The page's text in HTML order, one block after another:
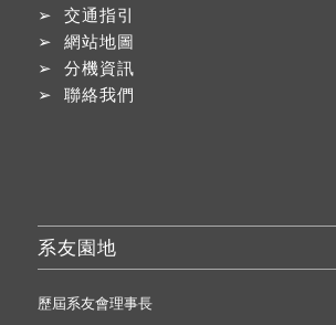
➢ 交通指引
➢ 網站地圖
➢ 分機資訊
➢ 聯絡我們
系友園地
歷屆系友會理事長